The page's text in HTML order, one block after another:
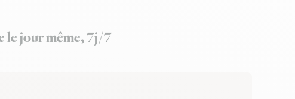
le jour même, 7j/7